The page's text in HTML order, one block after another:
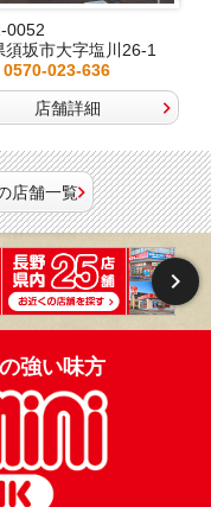
0052
須坂市大字塩川26-1
0570-023-636
店舗詳細
店舗一覧
強い味方